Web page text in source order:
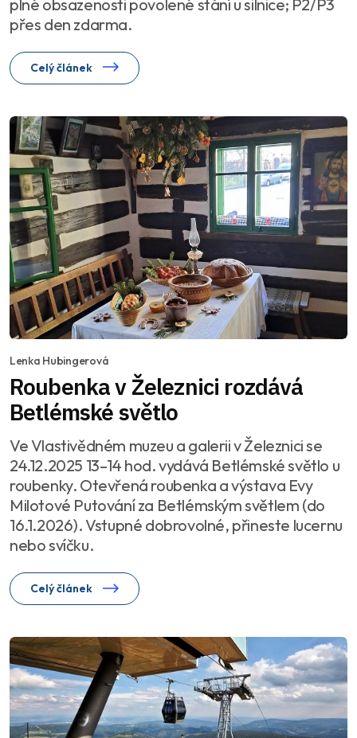
plné obsazenosti povolené stání u silnice; P2/P3
přes den zdarma.
Celý článek
Lenka Hubingerová
Roubenka v Železnici rozdává
Betlémské světlo
Ve Vlastivědném muzeu a galerii v Železnici se
24.12.2025 13–14 hod. vydává Betlémské světlo u
roubenky. Otevřená roubenka a výstava Evy
Milotové Putování za Betlémským světlem (do
16.1.2026). Vstupné dobrovolné, přineste lucernu
nebo svíčku.
Celý článek